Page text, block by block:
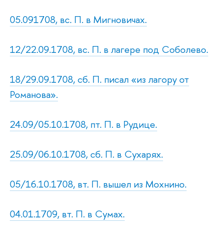
05.091708, вс. П. в Мигновичах.
12/22.09.1708, вс. П. в лагере под Соболево.
18/29.09.1708, сб. П. писал «из лагору от
Романова».
24.09/05.10.1708, пт. П. в Рудице.
25.09/06.10.1708, сб. П. в Сухарях.
05/16.10.1708, вт. П. вышел из Мохнино.
04.01.1709, вт. П. в Сумах.